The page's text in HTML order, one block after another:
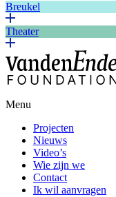
Breukel
Theater
Menu
Projecten
Nieuws
Video’s
Wie zijn we
Contact
Ik wil aanvragen